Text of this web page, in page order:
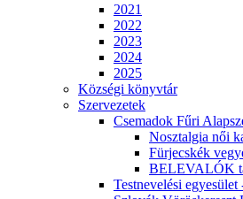
2021
2022
2023
2024
2025
Községi könyvtár
Szervezetek
Csemadok Fűri
Nosztalgia női
Fürjecskék
BELEVALÓK
Testnevelési